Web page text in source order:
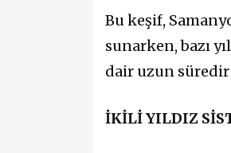
Bu keşif,
sunarken, bazı
dair uzun süredir
İKİLİ YILDIZ